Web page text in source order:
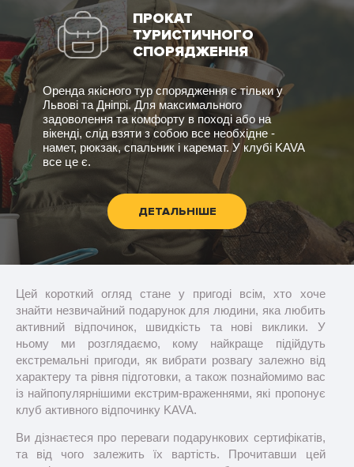
ПРОКАТ
ТУРИСТИЧНОГО
СПОРЯДЖЕННЯ
Оренда якісного тур спорядження є тільки у
Львові та Дніпрі. Для максимального
задоволення та комфорту в поході або на
вікенді, слід взяти з собою все необхідне -
намет, рюкзак, спальник і каремат. У клубі KAVA
все це є.
ДЕТАЛЬНІШЕ
Цей короткий огляд стане у пригоді всім, хто хоче
знайти незвичайний подарунок для людини, яка любить
активний відпочинок, швидкість та нові виклики. У
ньому ми розглядаємо, кому найкраще підійдуть
екстремальні пригоди, як вибрати розвагу залежно від
характеру та рівня підготовки, а також познайомимо вас
із найпопулярнішими екстрим-враженнями, які пропонує
клуб активного відпочинку KAVA.
Ви дізнаєтеся про переваги подарункових сертифікатів,
та від чого залежить їх вартість. Прочитавши цей